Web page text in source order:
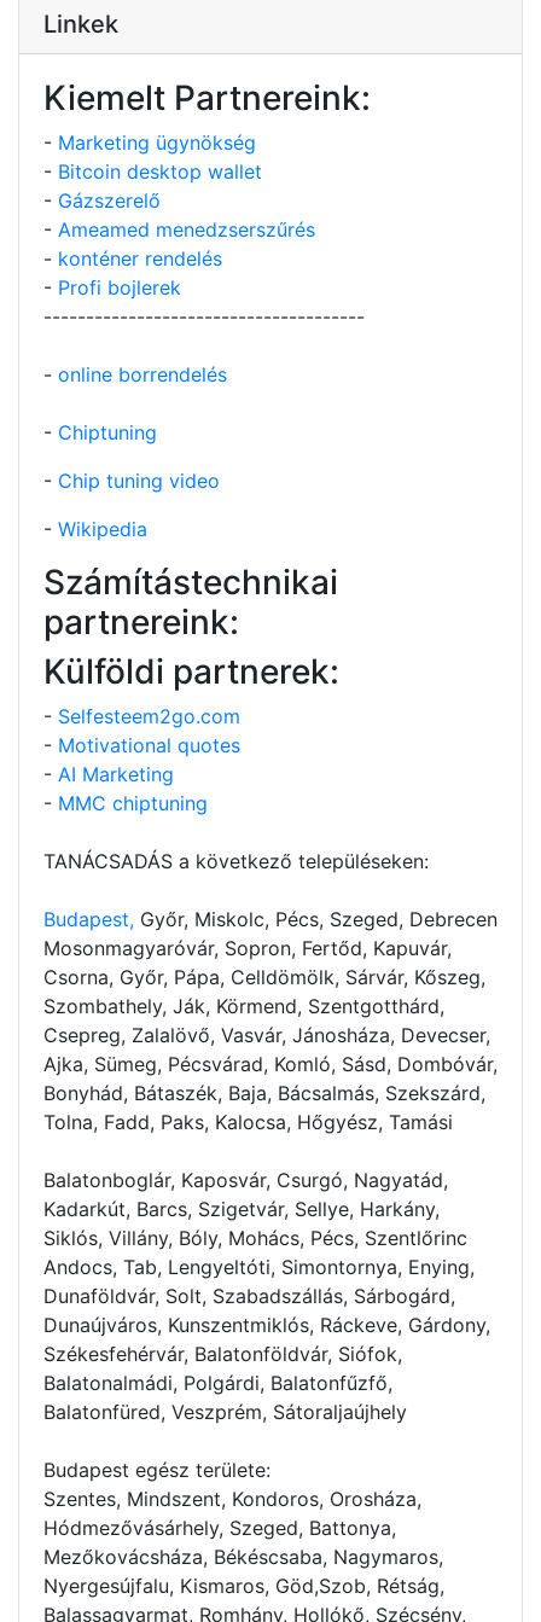
Linkek
Kiemelt Partnereink:
- Marketing ügynökség
- Bitcoin desktop wallet
- Gázszerelő
- Ameamed menedzserszűrés
- konténer rendelés
- Profi bojlerek
--------------------------------------
- online borrendelés
- Chiptuning
- Chip tuning video
- Wikipedia
Számítástechnikai
partnereink:
Külföldi partnerek:
- Selfesteem2go.com
- Motivational quotes
- AI Marketing
- MMC chiptuning
TANÁCSADÁS a következő településeken:
Budapest, Győr, Miskolc, Pécs, Szeged, Debrecen
Mosonmagyaróvár, Sopron, Fertőd, Kapuvár,
Csorna, Győr, Pápa, Celldömölk, Sárvár, Kőszeg,
Szombathely, Ják, Körmend, Szentgotthárd,
Csepreg, Zalalövő, Vasvár, Jánosháza, Devecser,
Ajka, Sümeg, Pécsvárad, Komló, Sásd, Dombóvár,
Bonyhád, Bátaszék, Baja, Bácsalmás, Szekszárd,
Tolna, Fadd, Paks, Kalocsa, Hőgyész, Tamási
Balatonboglár, Kaposvár, Csurgó, Nagyatád,
Kadarkút, Barcs, Szigetvár, Sellye, Harkány,
Siklós, Villány, Bóly, Mohács, Pécs, Szentlőrinc
Andocs, Tab, Lengyeltóti, Simontornya, Enying,
Dunaföldvár, Solt, Szabadszállás, Sárbogárd,
Dunaújváros, Kunszentmiklós, Ráckeve, Gárdony,
Székesfehérvár, Balatonföldvár, Siófok,
Balatonalmádi, Polgárdi, Balatonfűzfő,
Balatonfüred, Veszprém, Sátoraljaújhely
Budapest egész területe:
Szentes, Mindszent, Kondoros, Orosháza,
Hódmezővásárhely, Szeged, Battonya,
Mezőkovácsháza, Békéscsaba, Nagymaros,
Nyergesújfalu, Kismaros, Göd,Szob, Rétság,
Balassagyarmat, Romhány, Hollókő, Szécsény,